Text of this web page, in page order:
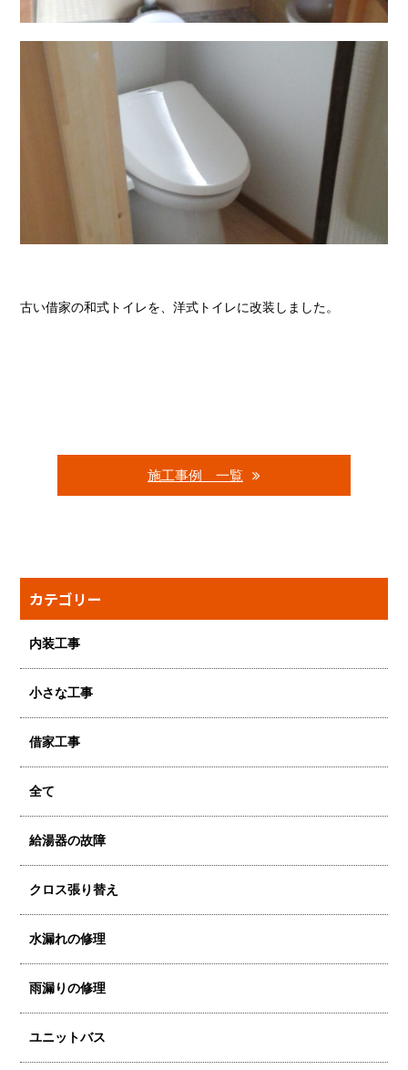
古い借家の和式トイレを、洋式トイレに改装しました。
施工事例 一覧
カテゴリー
内装工事
小さな工事
借家工事
全て
給湯器の故障
クロス張り替え
水漏れの修理
雨漏りの修理
ユニットバス